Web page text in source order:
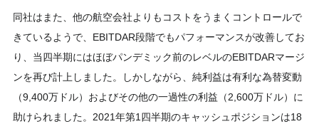
同社はまた、他の航空会社よりもコストをうまくコントロールで
きているようで、EBITDAR段階でもパフォーマンスが改善してお
り、当四半期にはほぼパンデミック前のレベルのEBITDARマージ
ンを再び計上しました。しかしながら、純利益は有利な為替変動
（9,400万ドル）およびその他の一過性の利益（2,600万ドル）に
助けられました。2021年第1四半期のキャッシュポジションは18